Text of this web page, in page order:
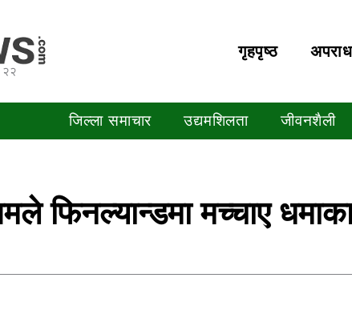
२२
गृहपृष्‍ठ अपराध
जिल्ला समाचार उद्यमशिलता जीवनशैली
फिनल्यान्डमा मच्चाए